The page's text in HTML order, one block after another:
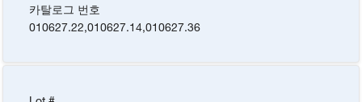
카탈로그 번호
010627.22,010627.14,010627.36